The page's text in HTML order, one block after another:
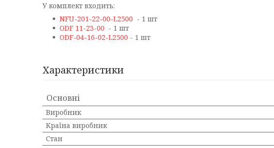
У комплект входить:
NFU-201-22-00-L2500 - 1 шт
ODF 11-23-00 - 1 шт
ODF-04-16-02-L2500 - 1 шт
Характеристики
Основні
Виробник
Країна виробник
Стан